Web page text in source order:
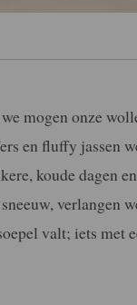
mogen onze
en fluffy jassen
koude dagen
verlangen
valt; iets met